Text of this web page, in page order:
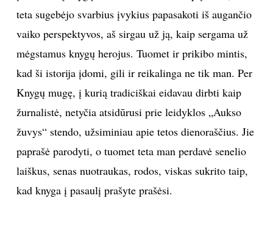
teta sugebėjo svarbius įvykius papasakoti iš augančio
vaiko perspektyvos, aš sirgau už ją, kaip sergama už
mėgstamus knygų herojus. Tuomet ir prikibo mintis,
kad ši istorija įdomi, gili ir reikalinga ne tik man. Per
Knygų mugę, į kurią tradiciškai eidavau dirbti kaip
žurnalistė, netyčia atsidūrusi prie leidyklos „Aukso
žuvys“ stendo, užsiminiau apie tetos dienoraščius. Jie
paprašė parodyti, o tuomet teta man perdavė senelio
laiškus, senas nuotraukas, rodos, viskas sukrito taip,
kad knyga į pasaulį prašyte prašėsi.